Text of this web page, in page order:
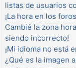
listas de usuarios
¡La hora en los
Cambié la zona
siendo incorrecto!
¡Mi idioma no está
¿Qué es la imagen